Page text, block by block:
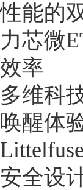
性能的
力芯微
效率
多维科
唤醒体
安全设